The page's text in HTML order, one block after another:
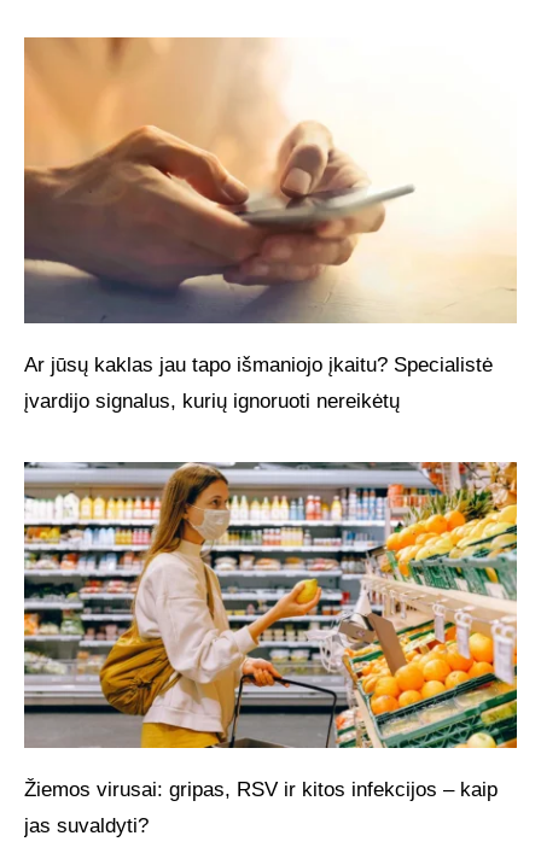
Ar jūsų kaklas jau tapo išmaniojo įkaitu? Specialistė
įvardijo signalus, kurių ignoruoti nereikėtų
Žiemos virusai: gripas, RSV ir kitos infekcijos – kaip
jas suvaldyti?